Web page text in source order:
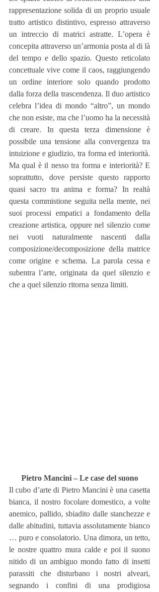
rappresentazione solida di un proprio usuale
tratto artistico distintivo, espresso attraverso
un intreccio di matrici astratte. L’opera è
concepita attraverso un’armonia posta al di là
del tempo e dello spazio. Questo reticolato
concettuale vive come il caos, raggiungendo
un ordine interiore solo quando prodotto
dalla forza della trascendenza. Il duo artistico
celebra l’idea di mondo “altro”, un mondo
che non esiste, ma che l’uomo ha la necessità
di creare. In questa terza dimensione è
possibile una tensione alla convergenza tra
intuizione e giudizio, tra forma ed interiorità.
Ma qual è il nesso tra forma e interiorità? E
soprattutto, dove persiste questo rapporto
quasi sacro tra anima e forma? In realtà
questa commistione seguita nella mente, nei
suoi processi empatici a fondamento della
creazione artistica, oppure nel silenzio come
nei vuoti naturalmente nascenti dalla
composizione/decomposizione della matrice
come origine e schema. La parola cessa e
subentra l’arte, originata da quel silenzio e
che a quel silenzio ritorna senza limiti.
Pietro Mancini – Le case del suono
Il cubo d’arte di Pietro Mancini è una casetta
bianca, il nostro focolare domestico, a volte
anemico, pallido, sbiadito dalle stanchezze e
dalle abitudini, tuttavia assolutamente bianco
… puro e consolatorio. Una dimora, un tetto,
le nostre quattro mura calde e poi il suono
nitido di un ambiguo mondo fatto di insetti
parassiti che disturbano i nostri alveari,
segnando i confini di una prodigiosa